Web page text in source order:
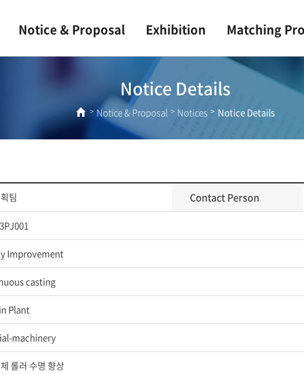
Notice & Proposal Exhibition Matching
Notice Details
Notice & Proposal Notices Notice Details
팀 Contact Person
Improvement
casting
Plant
machinery
롤러 수명 향상